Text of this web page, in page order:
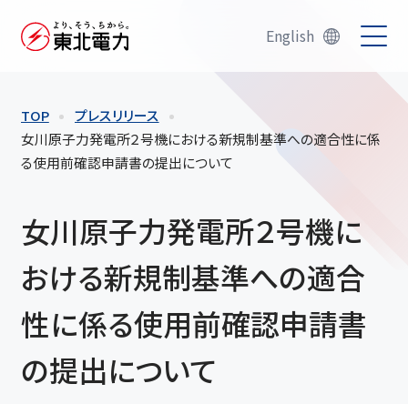
English
TOP
プレスリリース
女川原子力発電所２号機における新規制基準への適合性に係
る使用前確認申請書の提出について
女川原子力発電所２号機に
おける新規制基準への適合
性に係る使用前確認申請書
の提出について